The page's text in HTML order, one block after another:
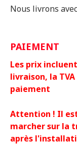
Nous livrons
PAIEMENT
Les prix
livraison, la
paiement
Attention ! Il
marcher sur la
après